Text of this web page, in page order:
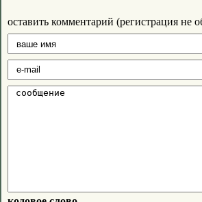
оставить комментарий (регистрация не